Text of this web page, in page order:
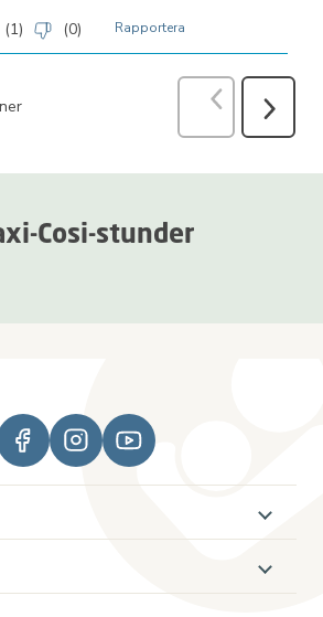
Cosi-stunder
(1) (0) Rapportera
Föregående
Nästa